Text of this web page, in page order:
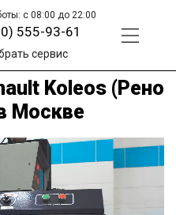
с 08:00 до 22:00
555-93-61
сервис
Koleos (Рено
Москве